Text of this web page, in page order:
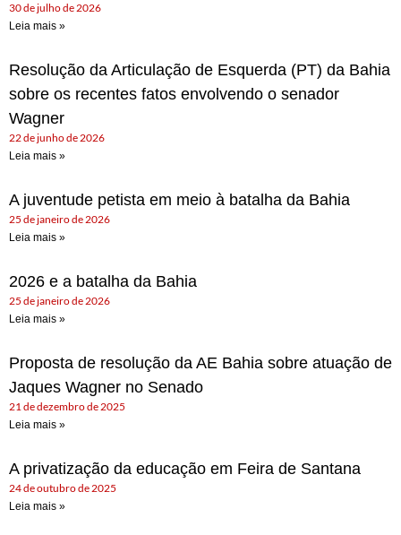
30 de julho de 2026
Leia mais »
Resolução da Articulação de Esquerda (PT) da Bahia
sobre os recentes fatos envolvendo o senador
Wagner
22 de junho de 2026
Leia mais »
A juventude petista em meio à batalha da Bahia
25 de janeiro de 2026
Leia mais »
2026 e a batalha da Bahia
25 de janeiro de 2026
Leia mais »
Proposta de resolução da AE Bahia sobre atuação de
Jaques Wagner no Senado
21 de dezembro de 2025
Leia mais »
A privatização da educação em Feira de Santana
24 de outubro de 2025
Leia mais »